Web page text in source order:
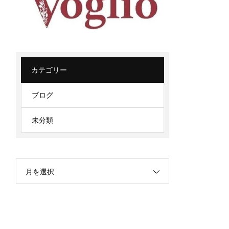
カテゴリー
ブログ
未分類
月を選択